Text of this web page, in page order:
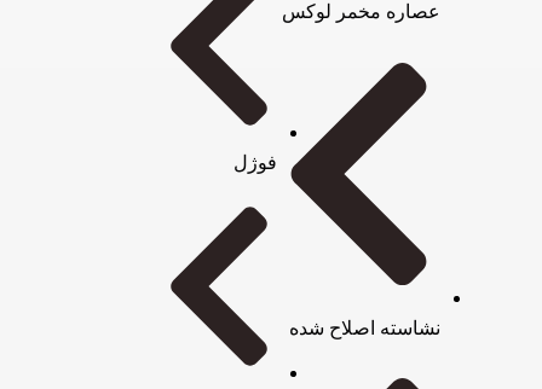
عصاره مخمر لوکس
نشاسته اصلاح شده
فوژل